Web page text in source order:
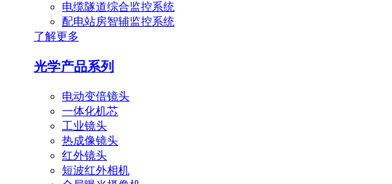
电缆隧道综合监控系统
配电站房智辅监控系统
了解更多
光学产品系列
电动变倍镜头
一体化机芯
工业镜头
热成像镜头
红外镜头
短波红外相机